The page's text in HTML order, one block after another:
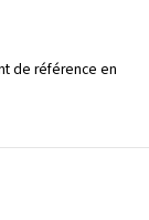
de référence en